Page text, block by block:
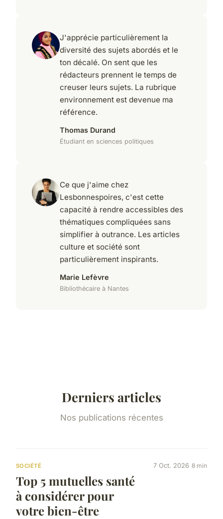
J'apprécie particulièrement la
diversité des sujets abordés et le
ton décalé. On sent que les
rédacteurs prennent le temps de
creuser leurs sujets. La rubrique
environnement est devenue ma
référence.
Thomas Durand
Étudiant en sciences politiques
Ce que j'aime chez
Lesbonnespoires, c'est cette
capacité à rendre accessibles des
thématiques compliquées sans
simplifier à outrance. Les articles
culture et société sont
particulièrement inspirants.
Marie Lefèvre
Bibliothécaire à Nantes
Derniers articles
Nos publications récentes
SOCIÉTÉ
Top 5 mutuelles santé
à considérer pour
votre bien-être
7 Oct. 2026 8 min